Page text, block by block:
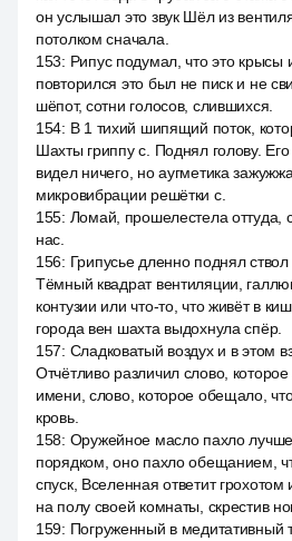
он услышал это звук Шёл из
потолком сначала.
153: Рипус подумал, что это крысы
повторился это был не писк и не
шёпот, сотни голосов, слившихся.
154: В 1 тихий шипящий поток,
Шахты гриппу с. Поднял голову. Его
видел ничего, но аугметика
микровибрации решётки с.
155: Ломай, прошелестела оттуда,
нас.
156: Грипусье дленно поднял
Тёмный квадрат вентиляции,
контузии или что-то, что живёт в
города вен шахта выдохнула спёр.
157: Сладковатый воздух и в этом
Отчётливо различил слово,
имени, слово, которое обещало,
кровь.
158: Оружейное масло пахло
порядком, оно пахло обещанием,
спуск, Вселенная ответит
на полу своей комнаты, скрестив
159: Погруженный в медитативный